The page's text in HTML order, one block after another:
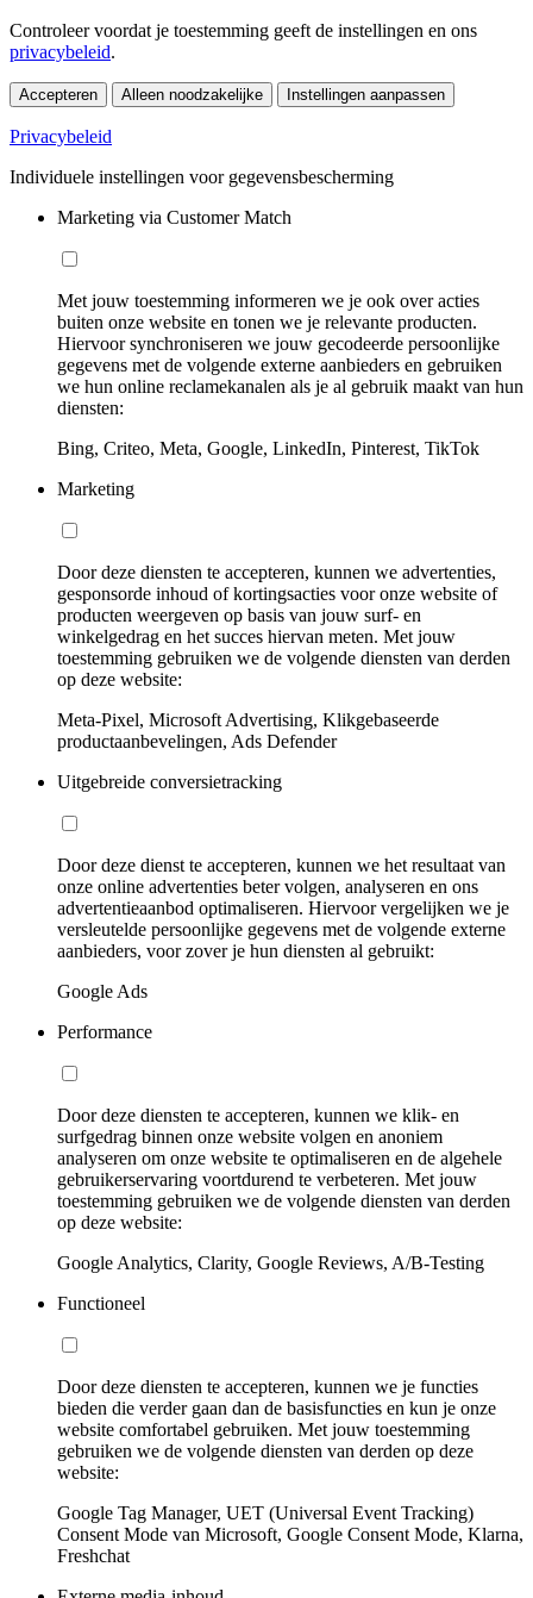
Controleer voordat je toestemming geeft de instellingen en ons
privacybeleid.
Accepteren Alleen noodzakelijke Instellingen aanpassen
Privacybeleid
Individuele instellingen voor gegevensbescherming
Marketing via Customer Match
Met jouw toestemming informeren we je ook over acties
buiten onze website en tonen we je relevante producten.
Hiervoor synchroniseren we jouw gecodeerde persoonlijke
gegevens met de volgende externe aanbieders en gebruiken
we hun online reclamekanalen als je al gebruik maakt van hun
diensten:
Bing, Criteo, Meta, Google, LinkedIn, Pinterest, TikTok
Marketing
Door deze diensten te accepteren, kunnen we advertenties,
gesponsorde inhoud of kortingsacties voor onze website of
producten weergeven op basis van jouw surf- en
winkelgedrag en het succes hiervan meten. Met jouw
toestemming gebruiken we de volgende diensten van derden
op deze website:
Meta-Pixel, Microsoft Advertising, Klikgebaseerde
productaanbevelingen, Ads Defender
Uitgebreide conversietracking
Door deze dienst te accepteren, kunnen we het resultaat van
onze online advertenties beter volgen, analyseren en ons
advertentieaanbod optimaliseren. Hiervoor vergelijken we je
versleutelde persoonlijke gegevens met de volgende externe
aanbieders, voor zover je hun diensten al gebruikt:
Google Ads
Performance
Door deze diensten te accepteren, kunnen we klik- en
surfgedrag binnen onze website volgen en anoniem
analyseren om onze website te optimaliseren en de algehele
gebruikerservaring voortdurend te verbeteren. Met jouw
toestemming gebruiken we de volgende diensten van derden
op deze website:
Google Analytics, Clarity, Google Reviews, A/B-Testing
Functioneel
Door deze diensten te accepteren, kunnen we je functies
bieden die verder gaan dan de basisfuncties en kun je onze
website comfortabel gebruiken. Met jouw toestemming
gebruiken we de volgende diensten van derden op deze
website:
Google Tag Manager, UET (Universal Event Tracking)
Consent Mode van Microsoft, Google Consent Mode, Klarna,
Freshchat